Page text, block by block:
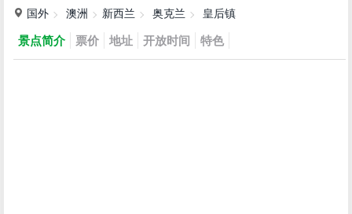
国外 澳洲 新西兰 奥克兰 皇后镇
景点简介 票价 地址 开放时间 特色